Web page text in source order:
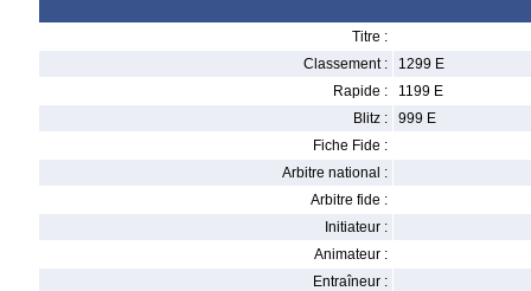
Titre :
Classement :
1299 E
Rapide :
1199 E
Blitz :
999 E
Fiche Fide :
Arbitre national :
Arbitre fide :
Initiateur :
Animateur :
Entraîneur :